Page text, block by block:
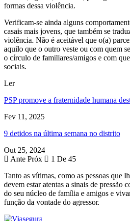
formas dessa violência.
Verificam-se ainda alguns
casais mais jovens, que também se
violência. Não é aceitável que o(a)
aquilo que o outro veste ou com quem
o círculo de familiares/amigos e com
sociais.
Ler
PSP promove a fraternidade humana
Fev 11, 2025
9 detidos na última semana no distrito
Out 25, 2024
Ante Próx
1 De 45
Tanto as vítimas, como as pessoas que
devem estar atentas a sinais de pressão
do seu núcleo de família e amigos e
função da vontade do agressor.